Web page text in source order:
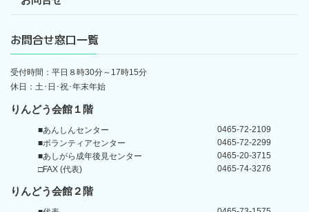
お問合せ窓口一覧
受付時間：平日８時30分～17時15分
休日：土･日･祝･年末年始
りんどう会館１階
■あんしんセンター
0465-72-2109
■ボランティアセンター
0465-72-2299
■あしがら成年後見センター
0465-20-3715
□FAX (代表)
0465-74-3276
りんどう会館 ２階